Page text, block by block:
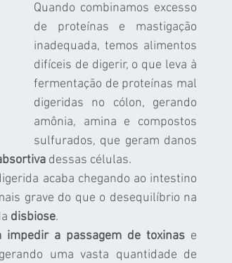
Quando combinamos excesso
de proteínas e mastigação
inadequada, temos alimentos
difíceis de digerir, o que leva à
fermentação de proteínas mal
digeridas no cólon, gerando
amônia, amina e compostos
sulfurados, que geram danos
dessas células.
acaba chegando ao intestino
grave do que o desequilíbrio na
disbiose.
impedir a passagem de toxinas e
uma vasta quantidade de